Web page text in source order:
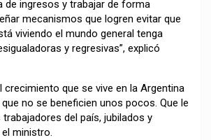
de ingresos y trabajar de forma
mecanismos que logren evitar que
viviendo el mundo general tenga
y regresivas”, explicó
crecimiento que se vive en la Argentina
no se beneficien unos pocos. Que le
del país, jubilados y
el ministro.